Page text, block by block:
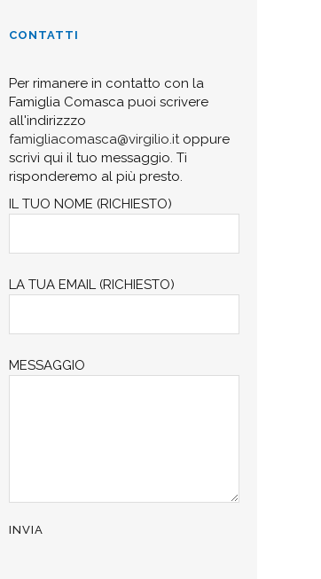
CONTATTI
Per rimanere in contatto con la
Famiglia Comasca puoi scrivere
all'indirizzzo
famigliacomasca@virgilio.itoppure
scrivi qui il tuo messaggio. Ti
risponderemo al più presto.
IL TUO NOME (RICHIESTO)
LA TUA EMAIL (RICHIESTO)
MESSAGGIO